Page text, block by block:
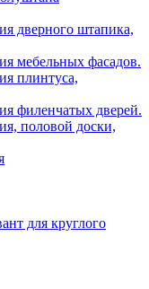
дверного штапика,
мебельных фасадов.
плинтуса,
филенчатых дверей.
половой доски,
для круглого